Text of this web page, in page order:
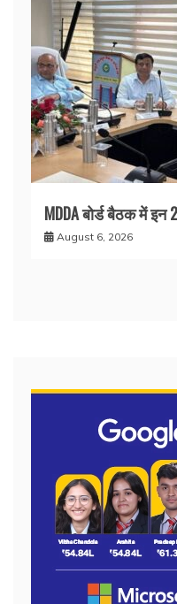
MDDA बोर्ड बैठक में इन
August 6, 2026